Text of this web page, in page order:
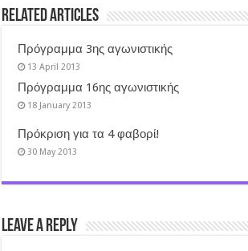
Related Articles
Πρόγραμμα 3ης αγωνιστικής
13 April 2013
Πρόγραμμα 16ης αγωνιστικής
18 January 2013
Πρόκριση για τα 4 φαβορί!
30 May 2013
Leave a Reply